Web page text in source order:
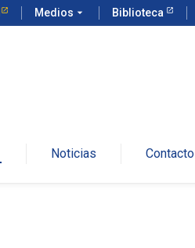
Medios arrow_drop_down Biblioteca
Noticias Contacto